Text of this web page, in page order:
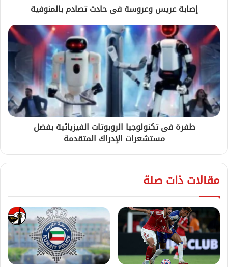
إصابة عريس وعروسة فى حادث تصادم بالمنوفية
طفرة فى تكنولوجيا الروبوتات الفيزيائية بفضل
مستشعرات الإدراك المتقدمة
مقالات ذات صلة